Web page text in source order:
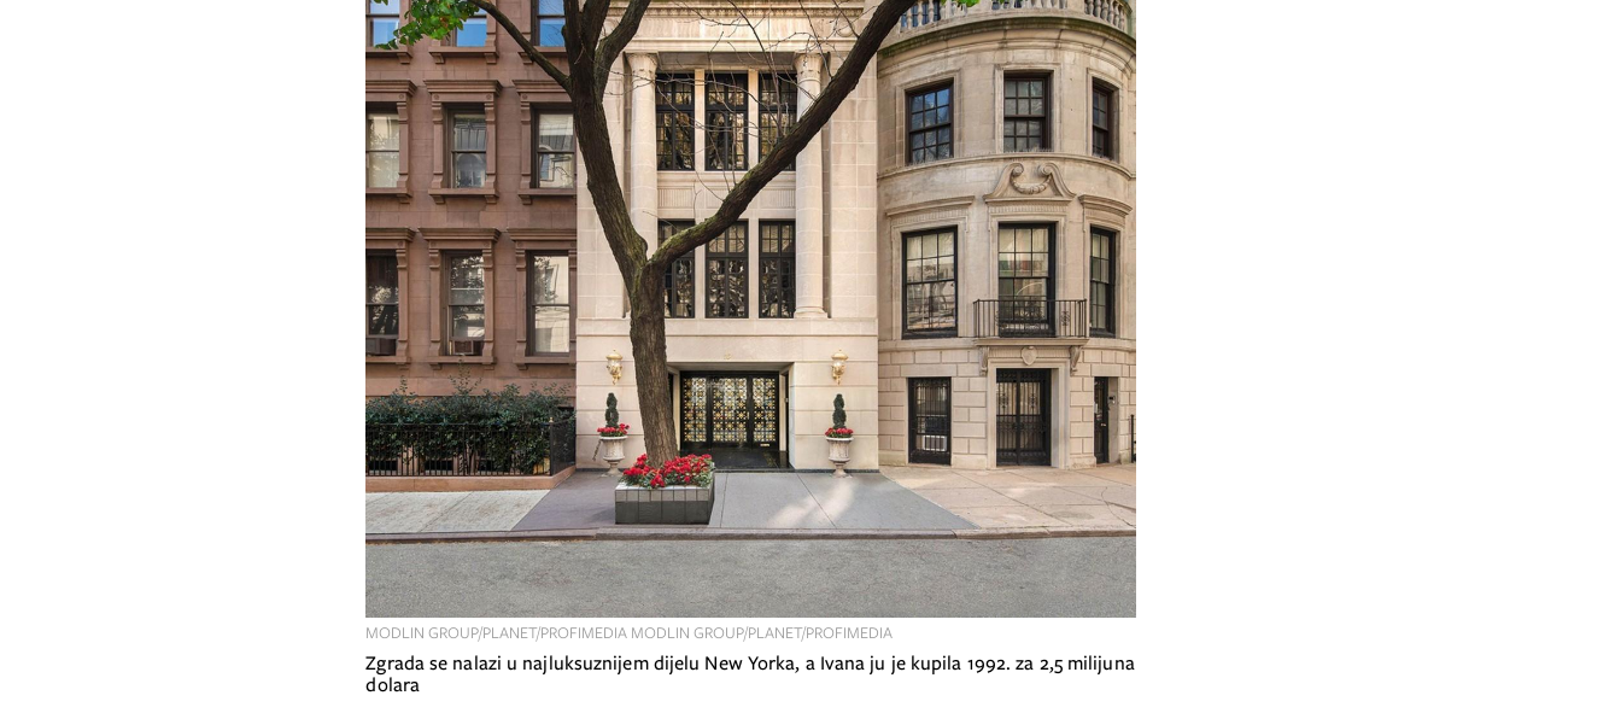
Zgrada se nalazi u najluksuznijem dijelu New Yorka, a Ivana ju je kupila 1992. za 2,5 milijuna
dolara
MODLIN GROUP/PLANET/PROFIMEDIA MODLIN GROUP/PLANET/PROFIMEDIA